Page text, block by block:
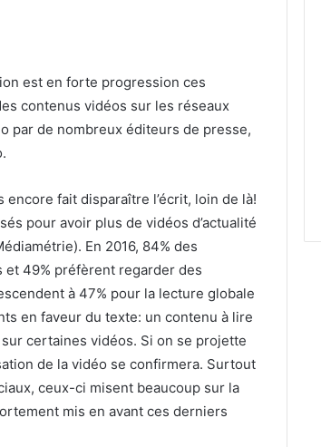
est en forte progression ces
contenus vidéos sur les réseaux
par de nombreux éditeurs de presse,
encore fait disparaître l’écrit, loin de là!
pour avoir plus de vidéos d’actualité
En 2016, 84% des
49% préfèrent regarder des
à 47% pour la lecture globale
en faveur du texte: un contenu à lire
certaines vidéos. Si on se projette
de la vidéo se confirmera. Surtout
ceux-ci misent beaucoup sur la
mis en avant ces derniers